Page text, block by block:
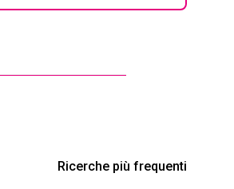
Ricerche più frequenti